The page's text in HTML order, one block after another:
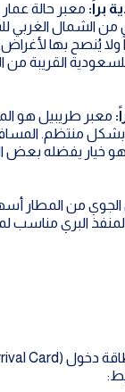
براً: معبر حالة
من الشمال الغربي
ولا يُنصح بها
القريبة من
معبر طريبيل هو
بشكل منتظم.
ساعات وهو خيار يفضله
الجوي من المطار
البري